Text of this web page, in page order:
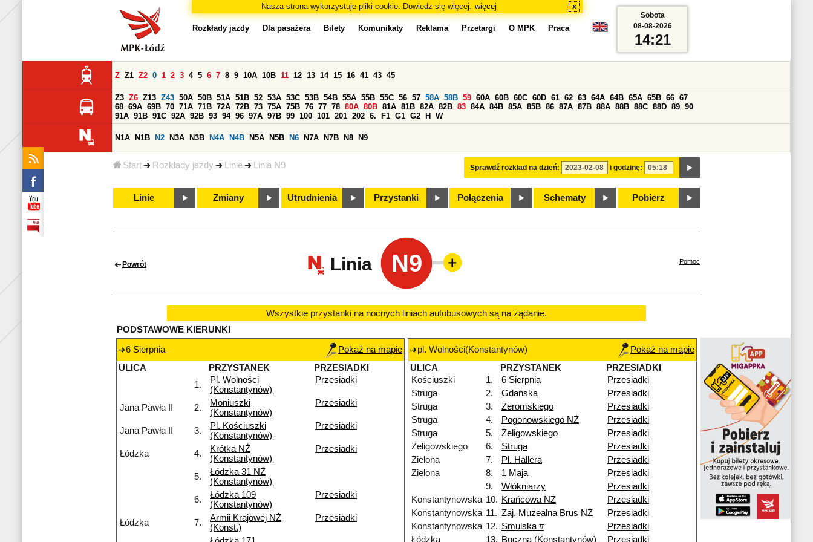
Nasza strona wykorzystuje pliki cookie. Dowiedz się więcej. więcej x
Start Rozkłady jazdy Linie Linia N9
Rozkłady jazdy Dla pasażera Bilety Komunikaty Reklama Przetargi O MPK Praca
Sprawdź rozkład na dzień: i godzinę:
Z Z1 Z2 0 1 2 3 4 5 6 7 8 9 10A 10B 11 12 13 14 15 16 41 43 45
Z3 Z6 Z13 Z43 50A 50B 51A 51B 52 53A 53C 53B 54B 55A 55B 55C 56 57 58A 58B 59 60A 60B 60C 60D 61 62 63 64A 64B 65A 65B 66 67
68 69A 69B 70 71A 71B 72A 72B 73 75A 75B 76 77 78 80A 80B 81A 81B 82A 82B 83 84A 84B 85A 85B 86 87A 87B 88A 88B 88C 88D 89 90
91A 91B 91C 92A 92B 93 94 96 97A 97B 99 100 101 201 202 6. F1 G1 G2 H W
N1A N1B N2 N3A N3B N4A N4B N5A N5B N6 N7A N7B N8 N9
Linie Zmiany Utrudnienia Przystanki Połączenia Schematy Pobierz
Sobota
08-08-2026
14:21
Powrót Linia N9 Pomoc
Wszystkie przystanki na nocnych liniach autobusowych są na żądanie.
PODSTAWOWE KIERUNKI
6 Sierpnia
Pokaż na mapie
ULICA
PRZYSTANEK
PRZESIADKI
1.
Pl. Wolności
(Konstantynów)
Przesiadki
Jana Pawła II 2.
Moniuszki
(Konstantynów)
Przesiadki
Jana Pawła II 3.
Pl. Kościuszki
(Konstantynów)
Przesiadki
Łódzka 4.
Krótka NŻ
(Konstantynów)
Przesiadki
5.
Łódzka 31 NŻ
(Konstantynów)
6.
Łódzka 109
(Konstantynów)
Przesiadki
Łódzka 7.
Armii Krajowej NŻ
(Konst.)
Przesiadki
pl. Wolności(Konstantynów)
Pokaż na mapie
ULICA
PRZYSTANEK
PRZESIADKI
Kościuszki
1. 6 Sierpnia
Przesiadki
Struga
2. Gdańska
Przesiadki
Struga
3. Żeromskiego
Przesiadki
Struga
4. Pogonowskiego NŻ
Przesiadki
Struga
5. Żeligowskiego
Przesiadki
Żeligowskiego
6. Struga
Przesiadki
Zielona
7. Pl. Hallera
Przesiadki
Zielona
8. 1 Maja
Przesiadki
9.
Włókniarzy
Przesiadki
Konstantynowska 10. Krańcowa NŻ
Przesiadki
Konstantynowska 11. Zaj. Muzealna Brus NŻ
Przesiadki
Konstantynowska 12. Smulska #
Przesiadki
Łódzka
13. Boczna (Konstantynów) Przesiadki